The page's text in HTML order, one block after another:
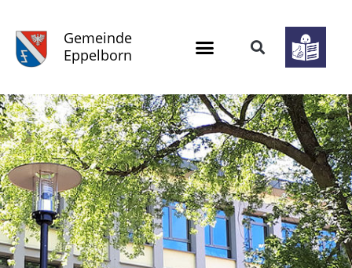
Gemeinde
Eppelborn